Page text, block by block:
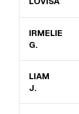
IRMELIE
G.
LIAM
J.